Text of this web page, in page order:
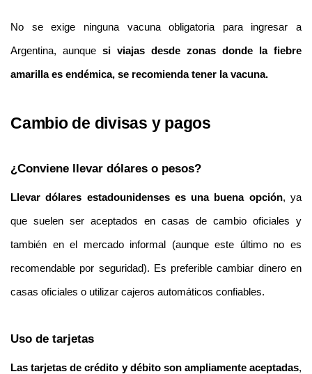
No se exige ninguna vacuna obligatoria para ingresar a
Argentina, aunque si viajas desde zonas donde la fiebre
amarilla es endémica, se recomienda tener la vacuna.
Cambio de divisas y pagos
¿Conviene llevar dólares o pesos?
Llevar dólares estadounidenses es una buena opción, ya
que suelen ser aceptados en casas de cambio oficiales y
también en el mercado informal (aunque este último no es
recomendable por seguridad). Es preferible cambiar dinero en
casas oficiales o utilizar cajeros automáticos confiables.
Uso de tarjetas
Las tarjetas de crédito y débito son ampliamente aceptadas,